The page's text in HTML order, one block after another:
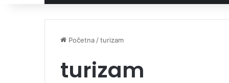
Početna /turizam
turizam